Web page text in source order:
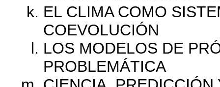
EL CLIMA COMO
COEVOLUCIÓN
LOS MODELOS DE
PROBLEMÁTICA